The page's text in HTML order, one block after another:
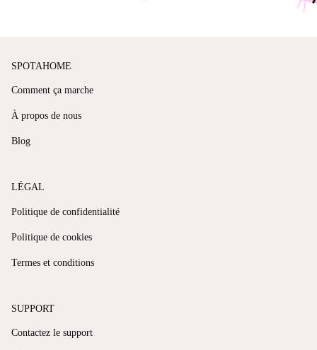
SPOTAHOME
Comment ça marche
À propos de nous
Blog
LÉGAL
Politique de confidentialité
Politique de cookies
Termes et conditions
SUPPORT
Contactez le support